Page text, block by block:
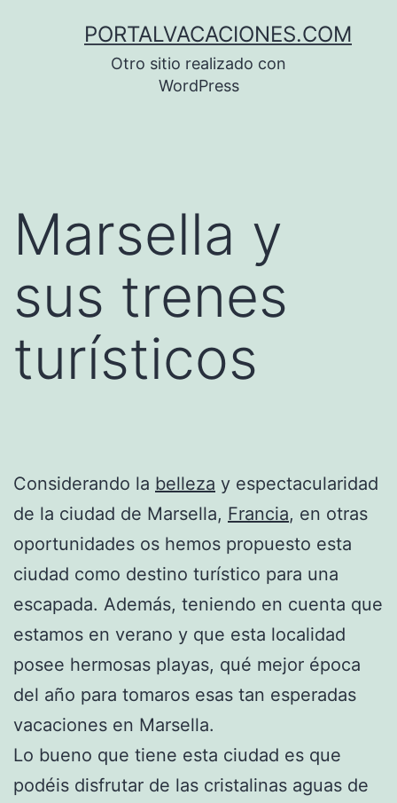
PORTALVACACIONES.COM
Otro sitio realizado con
WordPress
Marsella y
sus trenes
turísticos
Considerando la belleza y espectacularidad
de la ciudad de Marsella, Francia, en otras
oportunidades os hemos propuesto esta
ciudad como destino turístico para una
escapada. Además, teniendo en cuenta que
estamos en verano y que esta localidad
posee hermosas playas, qué mejor época
del año para tomaros esas tan esperadas
vacaciones en Marsella.
Lo bueno que tiene esta ciudad es que
podéis disfrutar de las cristalinas aguas de